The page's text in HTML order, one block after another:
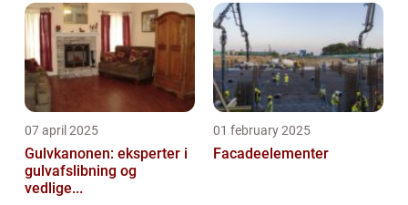
07 april 2025
Gulvkanonen: eksperter i
gulvafslibning og
vedlige...
01 february 2025
Facadeelementer